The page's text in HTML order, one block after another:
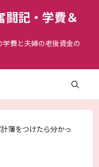
闘記・学費＆
費と夫婦の老後資金の
簿をつけたら分かっ